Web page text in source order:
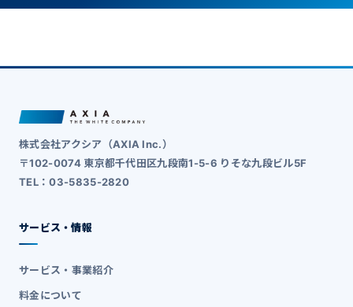
株式会社アクシア（AXIA Inc.）
〒102-0074 東京都千代田区九段南1-5-6 りそな九段ビル5F
TEL：03-5835-2820
サービス・情報
サービス・事業紹介
料金について